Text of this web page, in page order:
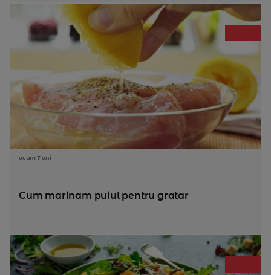
acum 7 ani
Cum marinam puiul pentru gratar